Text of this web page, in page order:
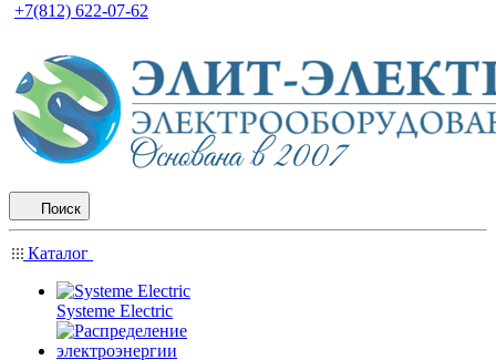
+7(812) 622-07-62
Поиск
Каталог
Systeme Electric